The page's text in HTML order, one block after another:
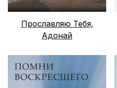
Прославляю Тебя,
Адонай